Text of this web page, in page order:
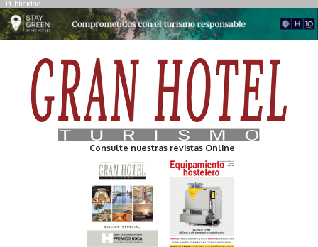
Publicidad
Consulte nuestras revistas Online